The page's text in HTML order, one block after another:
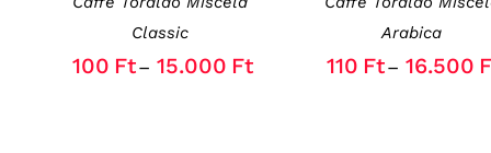
ON
Classic
100 Ft– 15.000 Ft
ON
Arabica
110 Ft–16.500